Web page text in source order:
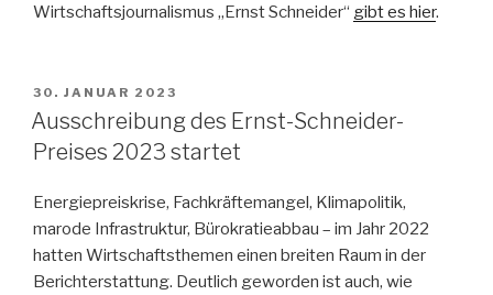
Wirtschaftsjournalismus „Ernst Schneider“ gibt es hier.
VERÖFFENTLICHT
AM
30. JANUAR 2023
Ausschreibung des Ernst-Schneider-
Preises 2023 startet
Energiepreiskrise, Fachkräftemangel, Klimapolitik,
marode Infrastruktur, Bürokratieabbau – im Jahr 2022
hatten Wirtschaftsthemen einen breiten Raum in der
Berichterstattung. Deutlich geworden ist auch, wie